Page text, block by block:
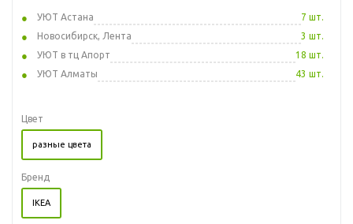
УЮТ Астана
7 шт.
Новосибирск, Лента
3 шт.
УЮТ в тц Апорт
18 шт.
УЮТ Алматы
43 шт.
Цвет
разные цвета
Бренд
IKEA